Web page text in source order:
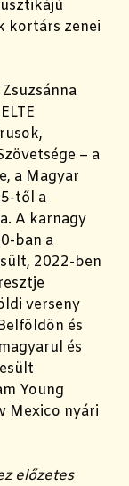
kortárs zenei
– a
a Magyar
től a
A karnagy
ban a
2022-ben
verseny
és
és
Young
Mexico nyári
előzetes